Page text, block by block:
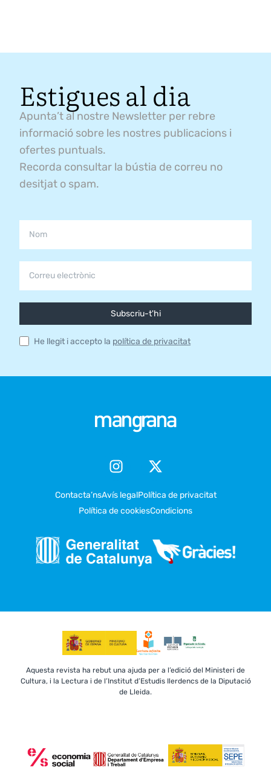
Estigues al dia
Apunta’t al nostre Newsletter per rebre
informació sobre les nostres publicacions i
ofertes puntuals.
Recorda consultar la bústia de correu no
desitjat o spam.
Subscriu-t'hi
He llegit i accepto la política de privacitat
Contacta’nsAvís legalPolítica de privacitat
Política de cookiesCondicions
Aquesta revista ha rebut una ajuda per a l’edició del Ministeri de
Cultura, i la Lectura i de l’Institut d’Estudis Ilerdencs de la Diputació
de Lleida.